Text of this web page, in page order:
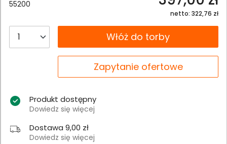
55200
netto: 322,76 zł
__B2C.PRODUCT.QUANTITYWłóż do torby
Zapytanie ofertowe
Produkt dostępny
Dowiedz się więcej
Dostawa 9,00 zł
Dowiedz się więcej